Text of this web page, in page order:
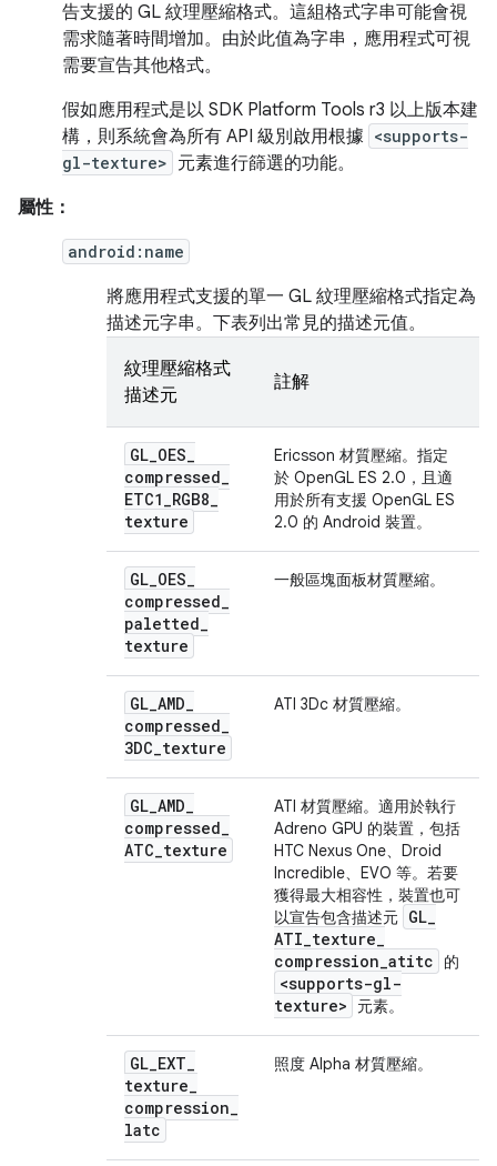
告支援的 GL 紋理壓縮格式。這組格式字串可能會視
需求隨著時間增加。由於此值為字串，應用程式可視
需要宣告其他格式。
假如應用程式是以 SDK Platform Tools r3 以上版本建
構，則系統會為所有 API 級別啟用根據 <supports-
gl-texture> 元素進行篩選的功能。
屬性：
android:name
將應用程式支援的單一 GL 紋理壓縮格式指定為
描述元字串。下表列出常見的描述元值。
紋理壓縮格式
描述元
註解
GL_OES_
compressed_
ETC1_RGB8_
texture
Ericsson 材質壓縮。指定
於 OpenGL ES 2.0，且適
用於所有支援 OpenGL ES
2.0 的 Android 裝置。
GL_OES_
compressed_
paletted_
texture
一般區塊面板材質壓縮。
GL_AMD_
compressed_
3DC_texture
ATI 3Dc 材質壓縮。
GL_AMD_
compressed_
ATC_texture
ATI 材質壓縮。適用於執行
Adreno GPU 的裝置，包括
HTC Nexus One、Droid
Incredible、EVO 等。若要
獲得最大相容性，裝置也可
以宣告包含描述元 GL_
ATI_texture_
compression_atitc 的
<supports-gl-
texture>
元素。
GL_EXT_
texture_
compression_
latc
照度 Alpha 材質壓縮。